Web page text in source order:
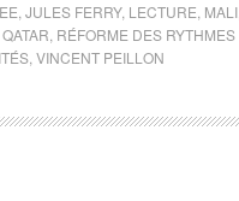
JULES FERRY, LECTURE MALI
QATAR RÉFORME DES RYTHMES
VINCENT PEILLON